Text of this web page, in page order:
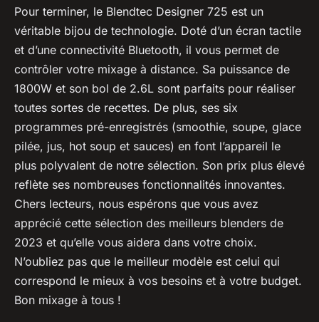
Pour terminer, le Blendtec Designer 725 est un
véritable bijou de technologie. Doté d’un écran tactile
et d’une connectivité Bluetooth, il vous permet de
contrôler votre mixage à distance. Sa puissance de
1800W et son bol de 2.6L sont parfaits pour réaliser
toutes sortes de recettes. De plus, ses six
programmes pré-enregistrés (smoothie, soupe, glace
pilée, jus, hot soup et sauces) en font l’appareil le
plus polyvalent de notre sélection. Son prix plus élevé
reflète ses nombreuses fonctionnalités innovantes.
Chers lecteurs, nous espérons que vous avez
apprécié cette sélection des meilleurs blenders de
2023 et qu’elle vous aidera dans votre choix.
N’oubliez pas que le meilleur modèle est celui qui
correspond le mieux à vos besoins et à votre budget.
Bon mixage à tous !